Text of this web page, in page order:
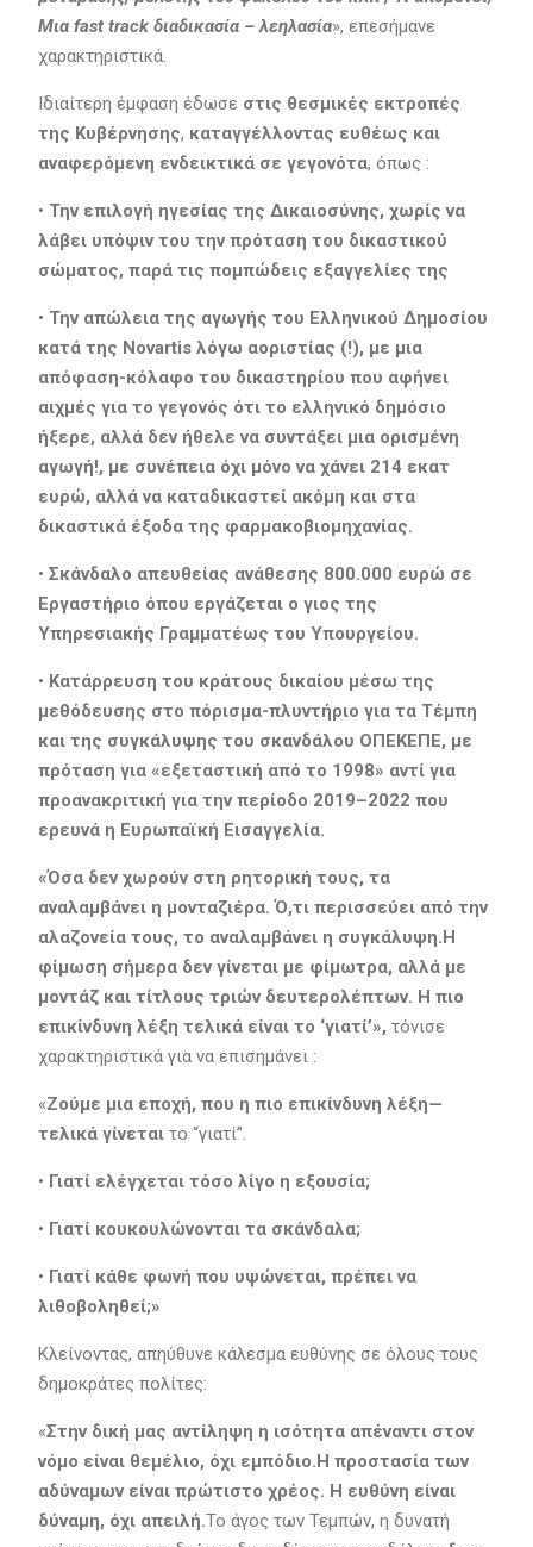
Μια fast track διαδικασία –λεηλασία», επεσήμανε
χαρακτηριστικά.
Ιδιαίτερη έμφαση έδωσε στις θεσμικές εκτροπές
της Κυβέρνησης, καταγγέλλοντας ευθέως και
αναφερόμενη ενδεικτικά σε γεγονότα, όπως :
• Την επιλογή ηγεσίας της Δικαιοσύνης, χωρίς να
λάβει υπόψιν του την πρόταση του δικαστικού
σώματος, παρά τις πομπώδεις εξαγγελίες της
• Την απώλεια της αγωγής του Ελληνικού Δημοσίου
κατά της Novartis λόγω αοριστίας (!), με μια
απόφαση-κόλαφο του δικαστηρίου που αφήνει
αιχμές για το γεγονός ότι το ελληνικό δημόσιο
ήξερε, αλλά δεν ήθελε να συντάξει μια ορισμένη
αγωγή!, με συνέπεια όχι μόνο να χάνει 214 εκατ
ευρώ, αλλάνα καταδικαστεί ακόμη καιστα
δικαστικά έξοδα της φαρμακοβιομηχανίας.
• Σκάνδαλο απευθείας ανάθεσης 800.000 ευρώ σε
Εργαστήριο όπου εργάζεται ο γιος της
Υπηρεσιακής Γραμματέως του Υπουργείου.
• Κατάρρευση του κράτους δικαίου μέσω της
μεθόδευσης στο πόρισμα-πλυντήριο για τα Τέμπη
και της συγκάλυψης του σκανδάλου ΟΠΕΚΕΠΕ, με
πρόταση για «εξεταστική από το 1998» αντί για
προανακριτική για την περίοδο 2019–2022 που
ερευνά η Ευρωπαϊκή Εισαγγελία.
«Όσα δεν χωρούν στη ρητορική τους, τα
αναλαμβάνει η μονταζιέρα. Ό,τι περισσεύει από την
αλαζονεία τους, το αναλαμβάνει η συγκάλυψη.Η
φίμωση σήμερα δεν γίνεται με φίμωτρα, αλλά με
μοντάζ και τίτλους τριών δευτερολέπτων. Η πιο
επικίνδυνη λέξη τελικά είναι το ‘γιατί’», τόνισε
χαρακτηριστικά για να επισημάνει :
«Ζούμε μια εποχή, που η πιο επικίνδυνη λέξη—
τελικά γίνεται το “γιατί”.
• Γιατί ελέγχεται τόσο λίγο η εξουσία;
• Γιατί κουκουλώνονται τα σκάνδαλα;
• Γιατί κάθε φωνή που υψώνεται, πρέπει να
λιθοβοληθεί;»
Κλείνοντας, απηύθυνε κάλεσμα ευθύνης σε όλους τους
δημοκράτες πολίτες:
«Στην δική μας αντίληψη η ισότητα απέναντι στον
νόμο είναι θεμέλιο, όχι εμπόδιο.Η προστασία των
αδύναμων είναι πρώτιστο χρέος. Η ευθύνη είναι
δύναμη, όχι απειλή.Το άγος των Τεμπών, η δυνατή